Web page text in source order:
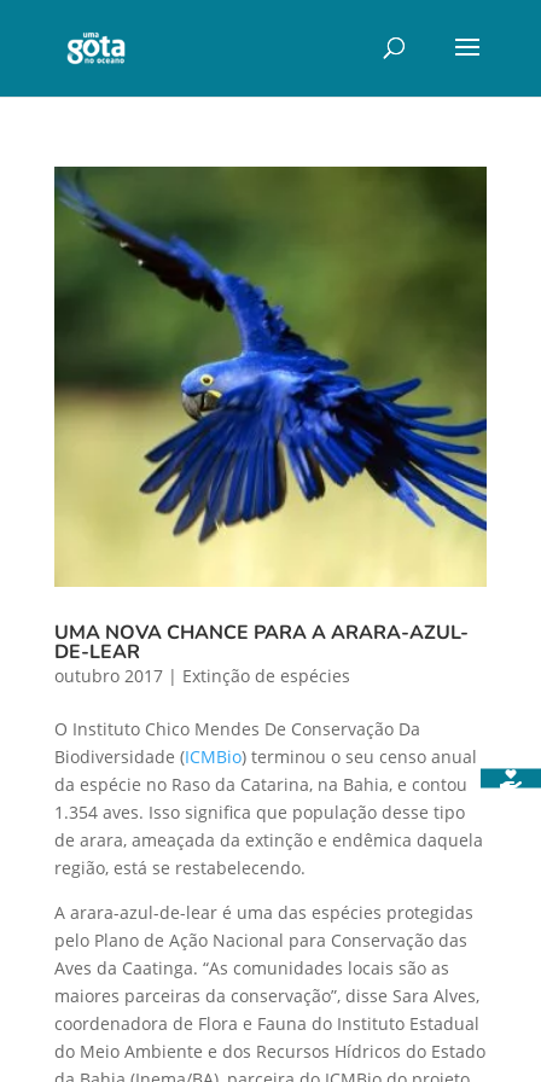
UMA NOVA CHANCE PARA A ARARA-AZUL-
DE-LEAR
outubro 2017| Extinção de espécies
O Instituto Chico Mendes De Conservação Da
Biodiversidade (ICMBio) terminou o seu censo anual
da espécie no Raso da Catarina, na Bahia, e contou
1.354 aves. Isso significa que população desse tipo
de arara, ameaçada da extinção e endêmica daquela
região, está se restabelecendo.
A arara-azul-de-lear é uma das espécies protegidas
pelo Plano de Ação Nacional para Conservação das
Aves da Caatinga. “As comunidades locais são as
maiores parceiras da conservação”, disse Sara Alves,
coordenadora de Flora e Fauna do Instituto Estadual
do Meio Ambiente e dos Recursos Hídricos do Estado